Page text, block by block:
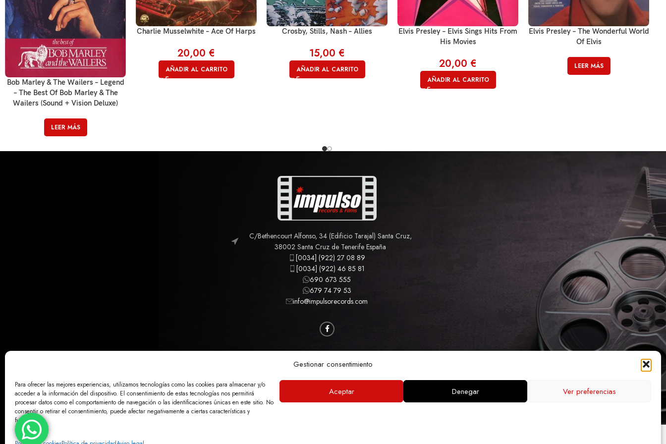
Gestionar consentimiento
Para ofrecer las mejores experiencias, utilizamos tecnologías como las cookies para almacenar y/o
acceder a la información del dispositivo. El consentimiento de estas tecnologías nos permitirá
procesar datos como el comportamiento de navegación o las identificaciones únicas en este sitio. No
consentir o retirar el consentimiento, puede afectar negativamente a ciertas características y
funciones.
Aceptar Denegar Ver preferencias
Bob Marley & The Wailers – Legend
– The Best Of Bob Marley & The
Wailers (Sound + Vision Deluxe)
LEER MÁS
Charlie Musselwhite – Ace Of Harps
20,00 €
AÑADIR AL CARRITO
Crosby, Stills, Nash – Allies
15,00 €
AÑADIR AL CARRITO
Elvis Presley – Elvis Sings Hits From
His Movies
20,00 €
AÑADIR AL CARRITO
Elvis Presley – The Wonderful World
Of Elvis
LEER MÁS
C/Bethencourt Alfonso, 34 (Edificio Tarajal) Santa Cruz,
38002 Santa Cruz de Tenerife España
[0034] (922) 27 08 89
[0034] (922) 46 85 81
690 673 555
679 74 79 53
info@impulsorecords.com
AVISO LEGAL POLÍTICA DE PRIVACIDAD ACCESIBILIDAD